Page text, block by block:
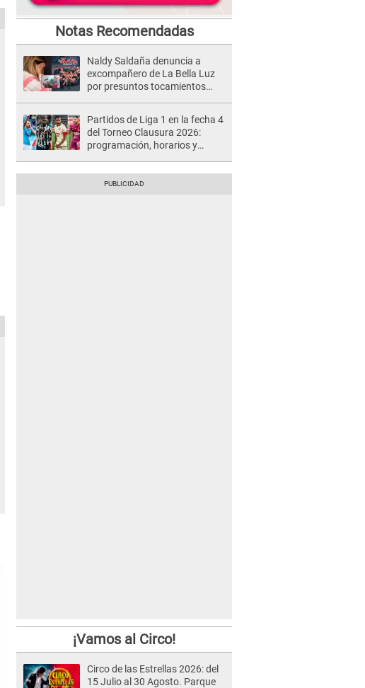
Notas Recomendadas
Naldy Saldaña denuncia a
excompañero de La Bella Luz
por presuntos tocamientos
Partidos de Liga 1 en la fecha 4
del Torneo Clausura 2026:
programación, horarios y
¡Vamos al Circo!
Circo de las Estrellas 2026: del
15 Julio al 30 Agosto. Parque